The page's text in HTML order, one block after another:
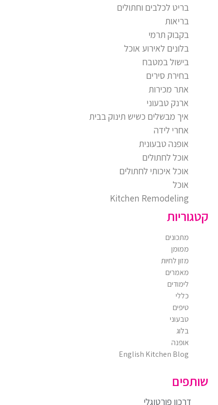
בריט לכלבים וחתולים
בריאות
בקבוק תרמי
בלונים לאירוע אוכל
בישול במטבח
בחירת סירים
אתר מכירות
ארנק טבעוני
איך מבשלים כשיש תינוק בבית
אחרי לידה
אופנה טבעונית
אוכל לחתולים
אוכל איכותי לחתולים
אוכל
Kitchen Remodeling
קטגוריות
מתכונים
ממומן
מזון לחיות
מאמרים
לימודים
כללי
טיפים
טבעוני
בלוג
אופנה
English Kitchen Blog
שותפים
דרכון פורטוגלי